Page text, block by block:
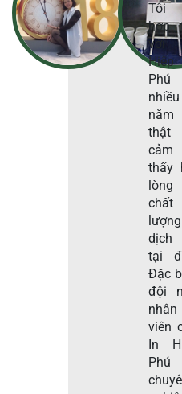
Tôi
hợp
với
Hiệp
Phú
nhiều
năm
thật
cảm
thấy
lòng
chất
lượng
dịch
tại
Đặc
đội
nhân
viên
In
Phú